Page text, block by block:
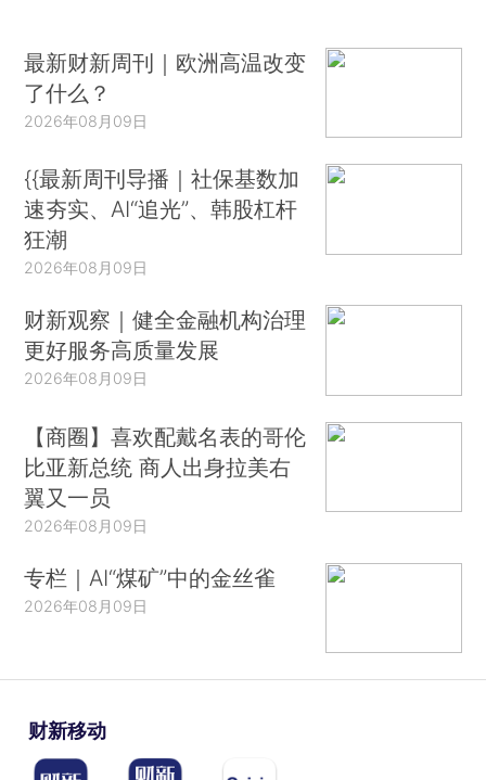
最新财新周刊｜欧洲高温改变
了什么？
2026年08月09日
{{最新周刊导播｜社保基数加
速夯实、AI“追光”、韩股杠杆
狂潮
2026年08月09日
财新观察｜健全金融机构治理
更好服务高质量发展
2026年08月09日
【商圈】喜欢配戴名表的哥伦
比亚新总统 商人出身拉美右
翼又一员
2026年08月09日
专栏｜AI“煤矿”中的金丝雀
2026年08月09日
财新移动